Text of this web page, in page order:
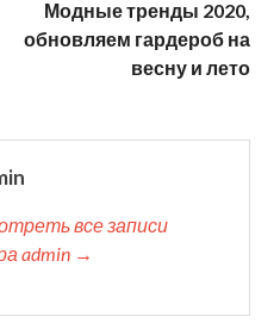
Модные тренды 2020,
обновляем гардероб на
весну и лето
все записи
admin →